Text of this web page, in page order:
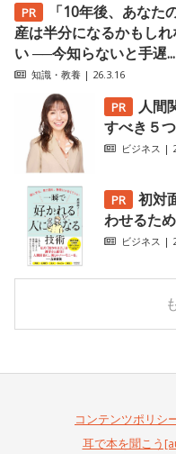
「10年後、あなた
産は半分になるかもしれ
い ──今知らないと手遅...
知識・教養 | 26.3.16
人間
すべき５
ビジネス |
初対
わせるた
ビジネス |
コンテンツポリシ
耳で本を聞こう